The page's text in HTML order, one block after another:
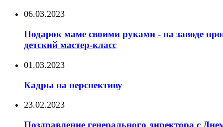
06.03.2023
Подарок маме своими руками - на заводе
детский мастер-класс
01.03.2023
Кадры на перспективу
23.02.2023
Поздравление генерального директора с